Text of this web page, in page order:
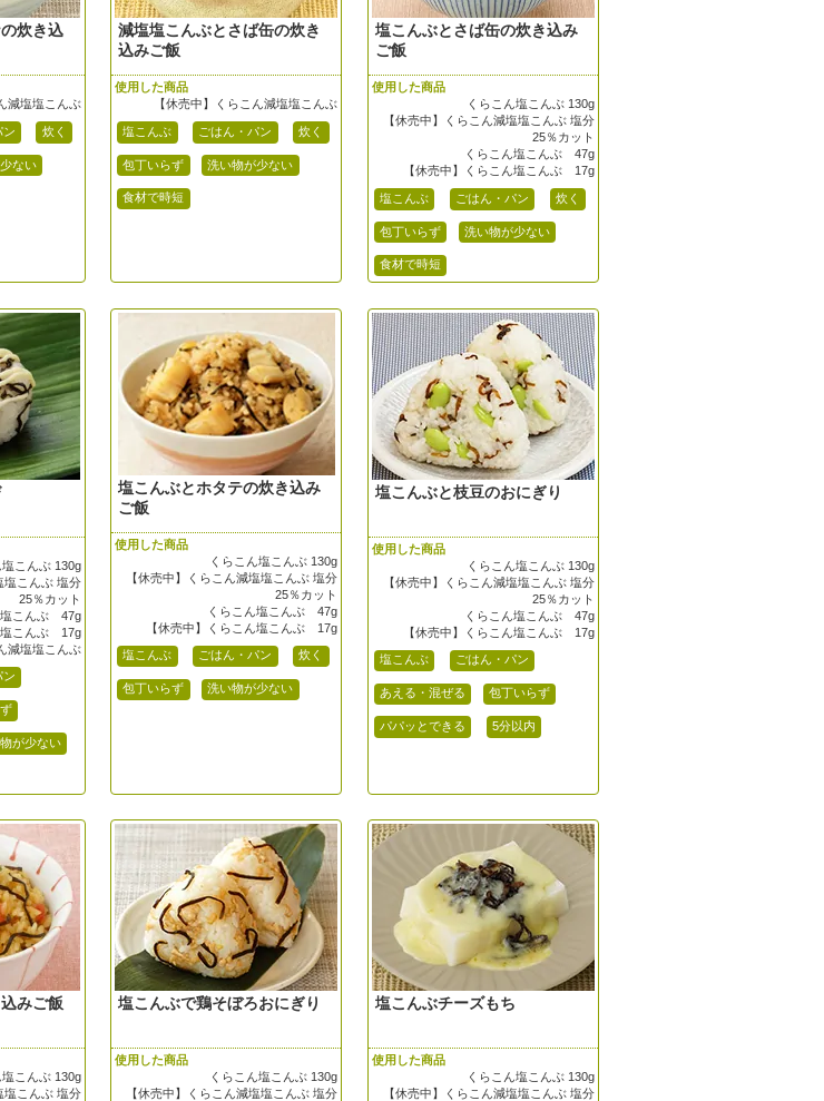
炊き込
減塩塩こんぶ
ン 炊く
ない
減塩塩こんぶとさば缶の炊き
込みご飯
使用した商品
【休売中】くらこん減塩塩こんぶ
塩こんぶ ごはん・パン 炊く
包丁いらず 洗い物が少ない
食材で時短
塩こんぶとさば缶の炊き込み
ご飯
使用した商品
くらこん塩こんぶ 130g
【休売中】くらこん減塩塩こんぶ 塩分
25％カット
くらこん塩こんぶ 47g
【休売中】くらこん塩こんぶ 17g
塩こんぶ ごはん・パン 炊く
包丁いらず 洗い物が少ない
食材で時短
塩こんぶ 130g
塩こんぶ 塩分
25％カット
塩こんぶ 47g
塩こんぶ 17g
減塩塩こんぶ
ン
が少ない
塩こんぶとホタテの炊き込み
ご飯
使用した商品
くらこん塩こんぶ 130g
【休売中】くらこん減塩塩こんぶ 塩分
25％カット
くらこん塩こんぶ 47g
【休売中】くらこん塩こんぶ 17g
塩こんぶ ごはん・パン 炊く
包丁いらず 洗い物が少ない
塩こんぶと枝豆のおにぎり
使用した商品
くらこん塩こんぶ 130g
【休売中】くらこん減塩塩こんぶ 塩分
25％カット
くらこん塩こんぶ 47g
【休売中】くらこん塩こんぶ 17g
塩こんぶ ごはん・パン
あえる・混ぜる 包丁いらず
パパッとできる 5分以内
みご飯
塩こんぶ 130g
塩こんぶ 塩分
塩こんぶで鶏そぼろおにぎり
使用した商品
くらこん塩こんぶ 130g
【休売中】くらこん減塩塩こんぶ 塩分
塩こんぶチーズもち
使用した商品
くらこん塩こんぶ 130g
【休売中】くらこん減塩塩こんぶ 塩分